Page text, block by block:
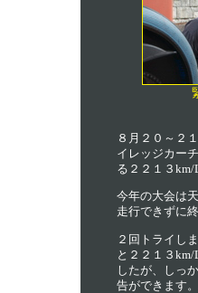
８月２０～２
イレッジカー
る２２１３km/
今年の大会は
走行できずに
２回トライし
と２２１３
したが、しっ
告ができます